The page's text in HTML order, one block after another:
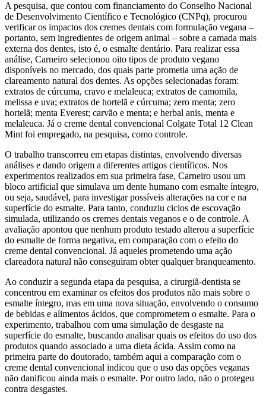
A pesquisa, que contou com financiamento do Conselho Nacional
de Desenvolvimento Científico e Tecnológico (CNPq), procurou
verificar os impactos dos cremes dentais com formulação vegana –
portanto, sem ingredientes de origem animal – sobre a camada mais
externa dos dentes, isto é, o esmalte dentário. Para realizar essa
análise, Carneiro selecionou oito tipos de produto vegano
disponíveis no mercado, dos quais parte prometia uma ação de
clareamento natural dos dentes. As opções selecionadas foram:
extratos de cúrcuma, cravo e melaleuca; extratos de camomila,
melissa e uva; extratos de hortelã e cúrcuma; zero menta; zero
hortelã; menta Everest; carvão e menta; e herbal anis, menta e
melaleuca. Já o creme dental convencional Colgate Total 12 Clean
Mint foi empregado, na pesquisa, como controle.
O trabalho transcorreu em etapas distintas, envolvendo diversas
análises e dando origem a diferentes artigos científicos. Nos
experimentos realizados em sua primeira fase, Carneiro usou um
bloco artificial que simulava um dente humano com esmalte íntegro,
ou seja, saudável, para investigar possíveis alterações na cor e na
superfície do esmalte. Para tanto, conduziu ciclos de escovação
simulada, utilizando os cremes dentais veganos e o de controle. A
avaliação apontou que nenhum produto testado alterou a superfície
do esmalte de forma negativa, em comparação com o efeito do
creme dental convencional. Já aqueles prometendo uma ação
clareadora natural não conseguiram obter qualquer branqueamento.
Ao conduzir a segunda etapa da pesquisa, a cirurgiã-dentista se
concentrou em examinar os efeitos dos produtos não mais sobre o
esmalte íntegro, mas em uma nova situação, envolvendo o consumo
de bebidas e alimentos ácidos, que comprometem o esmalte. Para o
experimento, trabalhou com uma simulação de desgaste na
superfície do esmalte, buscando analisar quais os efeitos do uso dos
produtos quando associado a uma dieta ácida. Assim como na
primeira parte do doutorado, também aqui a comparação com o
creme dental convencional indicou que o uso das opções veganas
não danificou ainda mais o esmalte. Por outro lado, não o protegeu
contra desgastes.